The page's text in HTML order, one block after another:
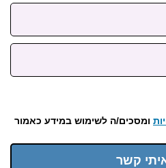
ומסכים/ה לשימוש במידע כאמור
קשר